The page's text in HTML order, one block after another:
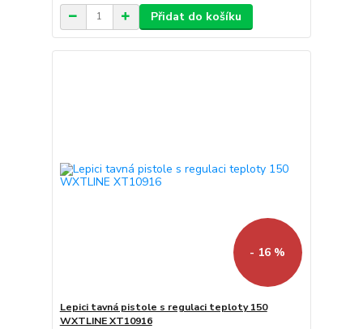
Přidat do košíku
- 16 %
Lepici tavná pistole s regulaci teploty 150
WXTLINE XT10916